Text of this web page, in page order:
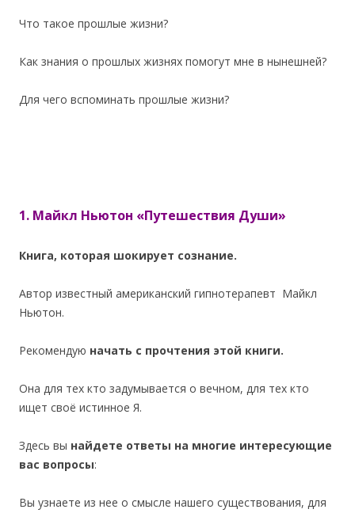
Что такое прошлые жизни?
Как знания о прошлых жизнях помогут мне в нынешней?
Для чего вспоминать прошлые жизни?
1. Майкл Ньютон «Путешествия Души»
Книга, которая шокирует сознание.
Автор известный американский гипнотерапевт Майкл
Ньютон.
Рекомендую начать с прочтения этой книги.
Она для тех кто задумывается о вечном, для тех кто
ищет своё истинное Я.
Здесь вы найдете ответы на многие интересующие
вас вопросы:
Вы узнаете из нее о смысле нашего существования, для